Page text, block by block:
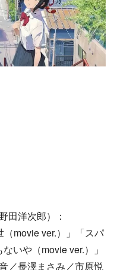
洋次郎）：
movie ver.）」「スパ
いや（movie ver.）」
／長澤まさみ／市原悦